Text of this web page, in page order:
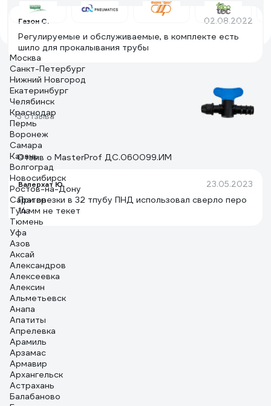
Helper GN-441
Газон С. 02.08.2022
Регулируемые и обслуживаемые, в комплекте есть
шило для прокалывания трубы
3 отзыва
Отзыв о MasterProf ДС.060099.ИМ
Валерхат Ю. 23.05.2023
При врезки в 32 тпубу ПНД использовал сверло перо
14 мм не текет
Москва
Санкт-Петербург
Нижний Новгород
Екатеринбург
Челябинск
Краснодар
Пермь
Воронеж
Самара
Казань
Волгоград
Новосибирск
Ростов-на-Дону
Саратов
Тула
Тюмень
Уфа
Азов
Аксай
Александров
Алексеевка
Алексин
Альметьевск
Анапа
Апатиты
Апрелевка
Арамиль
Арзамас
Армавир
Архангельск
Астрахань
Балабаново